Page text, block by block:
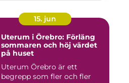
15. jun
Uterum i Örebro: Förläng
sommaren och höj värdet
på huset
Uterum Örebro är ett
begrepp som fler och fler